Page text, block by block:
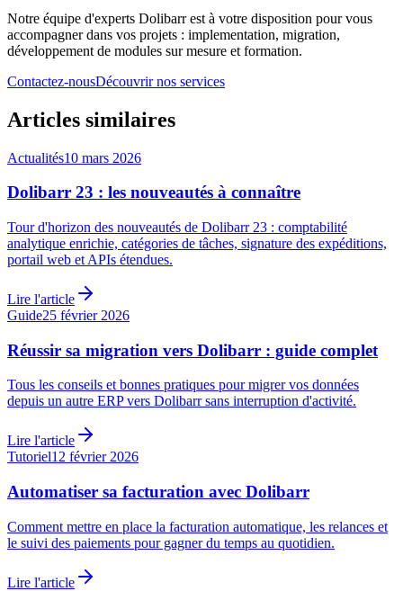
Notre équipe d'experts Dolibarr est à votre disposition pour vous
accompagner dans vos projets : implementation, migration,
développement de modules sur mesure et formation.
Contactez-nousDécouvrir nos services
Articles similaires
Actualités10 mars 2026
Dolibarr 23 : les nouveautés à connaître
Tour d'horizon des nouveautés de Dolibarr 23 : comptabilité
analytique enrichie, catégories de tâches, signature des expéditions,
portail web et APIs étendues.
Lire l'article
Guide25 février 2026
Réussir sa migration vers Dolibarr : guide complet
Tous les conseils et bonnes pratiques pour migrer vos données
depuis un autre ERP vers Dolibarr sans interruption d'activité.
Lire l'article
Tutoriel12 février 2026
Automatiser sa facturation avec Dolibarr
Comment mettre en place la facturation automatique, les relances et
le suivi des paiements pour gagner du temps au quotidien.
Lire l'article